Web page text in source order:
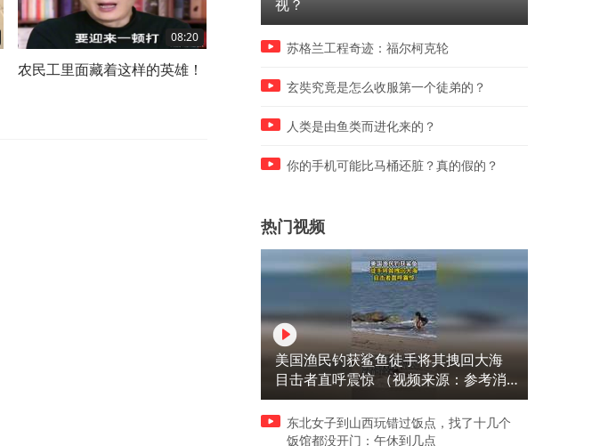
08:20
农民工里面藏着这样的英雄！
17年后白发老人敲响家门
视？
苏格兰工程奇迹：福尔柯克轮
玄奘究竟是怎么收服第一个徒弟的？
人类是由鱼类而进化来的？
你的手机可能比马桶还脏？真的假的？
热门视频
美国渔民钓获鲨鱼徒手将其拽回大海
目击者直呼震惊 （视频来源：参考消
息）
东北女子到山西玩错过饭点，找了十几个
饭馆都没开门：午休到几点